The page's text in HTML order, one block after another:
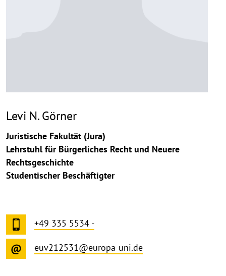
Levi N. Görner
Juristische Fakultät (Jura)
Lehrstuhl für Bürgerliches Recht und Neuere
Rechtsgeschichte
Studentischer Beschäftigter
+49 335 5534 -
euv212531@europa-uni.de